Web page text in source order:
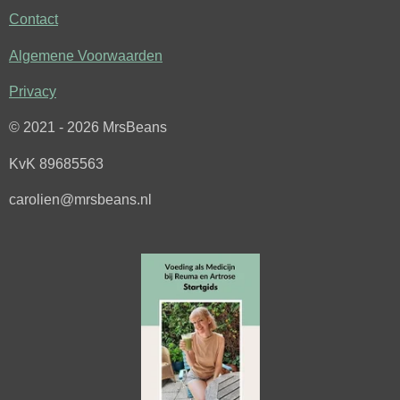
b
o
r
Contact
Algemene Voorwaarden
Privacy
© 2021 - 2026 MrsBeans
KvK 89685563
carolien@mrsbeans.nl